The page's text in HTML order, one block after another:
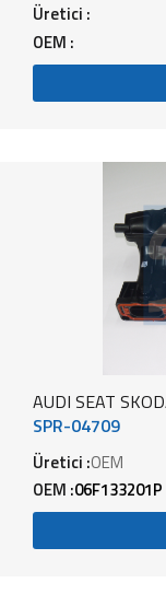
Üretici :
OEM :
AUDI SEAT
SPR-04709
Üretici :OEM
OEM :06F133201P